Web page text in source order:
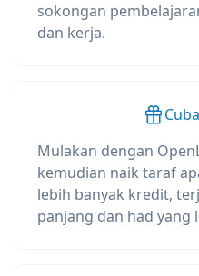
sokongan
dan kerja.
Mulakan dengan
kemudian naik taraf
lebih banyak kredit,
panjang dan had yang